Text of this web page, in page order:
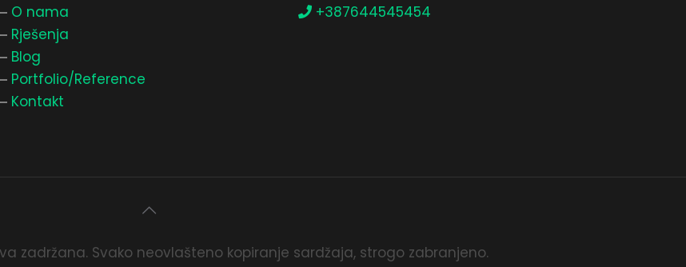
O nama
Rješenja
Blog
Portfolio/Reference
Kontakt
+387644545454
zadržana. Svako neovlašteno kopiranje sardžaja, strogo zabranjeno.